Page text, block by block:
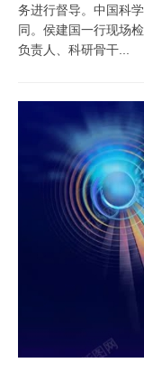
务进行督导。中国科
同。侯建国一行现场
负责人、科研骨干...